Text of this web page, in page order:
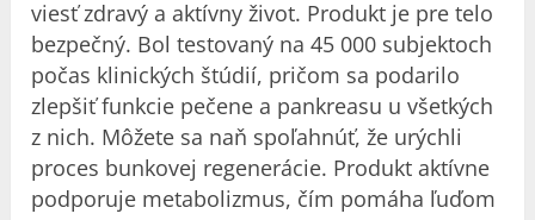
viesť zdravý a aktívny život. Produkt je pre telo
bezpečný. Bol testovaný na 45 000 subjektoch
počas klinických štúdií, pričom sa podarilo
zlepšiť funkcie pečene a pankreasu u všetkých
z nich. Môžete sa naň spoľahnúť, že urýchli
proces bunkovej regenerácie. Produkt aktívne
podporuje metabolizmus, čím pomáha ľuďom